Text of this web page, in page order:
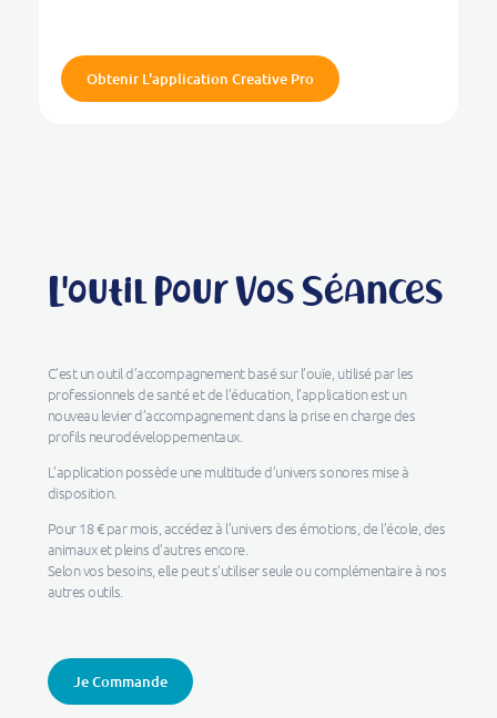
Obtenir L'application Creative Pro
L'outil Pour Vos Séances
C’est un outil d’accompagnement basé sur l’ouïe, utilisé par les
professionnels de santé et de l’éducation, l’application est un
nouveau levier d’accompagnement dans la prise en charge des
profils neurodéveloppementaux.
L’application possède une multitude d’univers sonores mise à
disposition.
Pour 18 € par mois, accédez à l’univers des émotions, de l’école, des
animaux et pleins d’autres encore.
Selon vos besoins, elle peut s’utiliser seule ou complémentaire à nos
autres outils.
Je Commande